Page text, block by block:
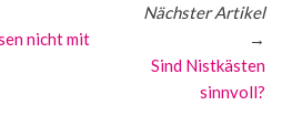
nicht mit
Nächster Artikel
→
Sind Nistkästen
sinnvoll?